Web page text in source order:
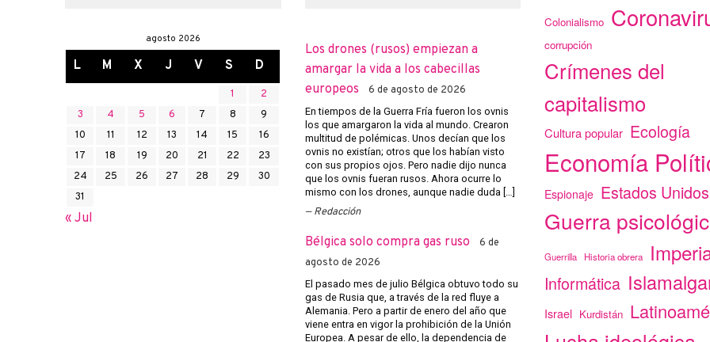
agosto 2026
L M X J V S D
1
2
3
4 5 6 7 8
9
10
11 12 13 14 15
16
17
18 19 20 21 22
23
24
25 26 27 28 29
30
31
« Jul
Los drones (rusos) empiezan a
amargar la vida a los cabecillas
europeos
6 de agosto de 2026
En tiempos de la Guerra Fría fueron los ovnis
los que amargaron la vida al mundo. Crearon
multitud de polémicas. Unos decían que los
ovnis no existían; otros que los habían visto
con sus propios ojos. Pero nadie dijo nunca
que los ovnis fueran rusos. Ahora ocurre lo
mismo con los drones, aunque nadie duda […]
Redacción
Bélgica solo compra gas ruso
6 de
agosto de 2026
El pasado mes de julio Bélgica obtuvo todo su
gas de Rusia que, a través de la red fluye a
Alemania. Pero a partir de enero del año que
viene entra en vigor la prohibición de la Unión
Europea. A pesar de ello, la dependencia de
Colonialismo
corrupción
Crímenes del
capitalismo
Cultura popular Ecología
Economía
Espionaje Estados Unidos
Guerra
Guerrilla Historia obrera
Informática
Israel Kurdistán